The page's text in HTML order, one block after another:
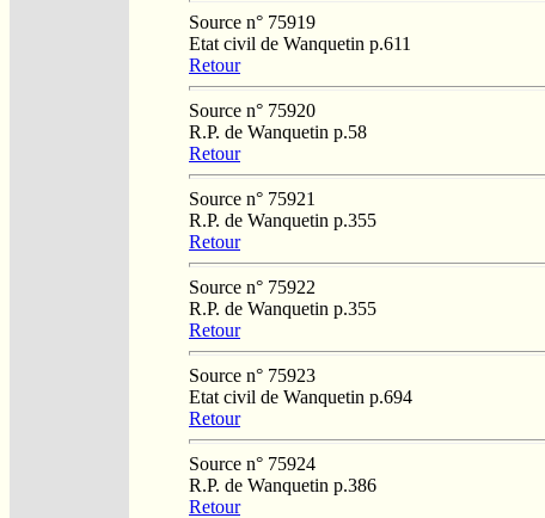
Source n° 75919
Etat civil de Wanquetin p.611
Retour
Source n° 75920
R.P. de Wanquetin p.58
Retour
Source n° 75921
R.P. de Wanquetin p.355
Retour
Source n° 75922
R.P. de Wanquetin p.355
Retour
Source n° 75923
Etat civil de Wanquetin p.694
Retour
Source n° 75924
R.P. de Wanquetin p.386
Retour